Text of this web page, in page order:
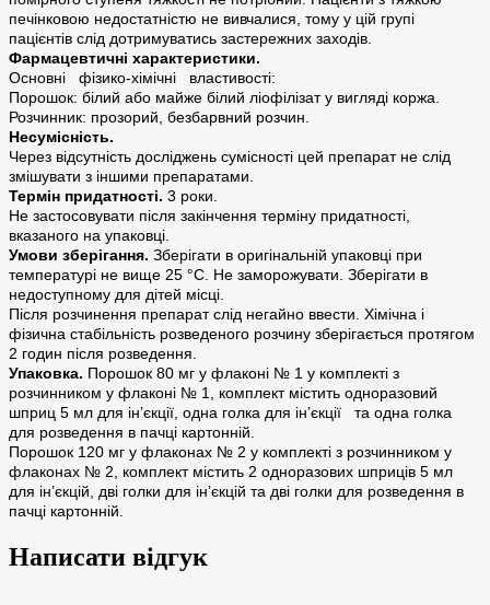
печінковою недостатністю не вивчалися, тому у цій групі
пацієнтів слід дотримуватись застережних заходів.
Фармацевтичні характеристики.
Основні фізико-хімічні властивості:
Порошок: білий або майже білий ліофілізат у вигляді коржа.
Розчинник: прозорий, безбарвний розчин.
Несумісність.
Через відсутність досліджень сумісності цей препарат не слід
змішувати з іншими препаратами.
Термін придатності. 3 роки.
Не застосовувати після закінчення терміну придатності,
вказаного на упаковці.
Умови зберігання. Зберігати в оригінальній упаковці при
температурі не вище 25 °С. Не заморожувати. Зберігати в
недоступному для дітей місці.
Після розчинення препарат слід негайно ввести. Хімічна і
фізична стабільність розведеного розчину зберігається протягом
2 годин після розведення.
Упаковка. Порошок 80 мг у флаконі № 1 у комплекті з
розчинником у флаконі № 1, комплект містить одноразовий
шприц 5 мл для ін’єкції, одна голка для ін’єкції та одна голка
для розведення в пачці картонній.
Порошок 120 мг у флаконах № 2 у комплекті з розчинником у
флаконах № 2, комплект містить 2 одноразових шприців 5 мл
для ін’єкцій, дві голки для ін’єкцій та дві голки для розведення в
пачці картонній.
Написати відгук